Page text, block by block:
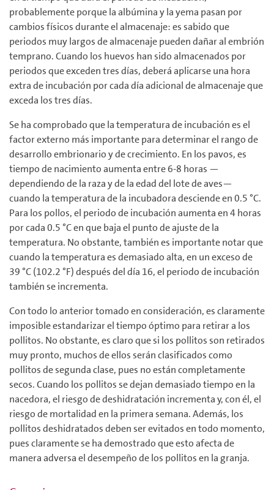
probablemente porque la albúmina y la yema pasan por
cambios físicos durante el almacenaje: es sabido que
periodos muy largos de almacenaje pueden dañar al embrión
temprano. Cuando los huevos han sido almacenados por
periodos que exceden tres días, deberá aplicarse una hora
extra de incubación por cada día adicional de almacenaje que
exceda los tres días.
Se ha comprobado que la temperatura de incubación es el
factor externo más importante para determinar el rango de
desarrollo embrionario y de crecimiento. En los pavos, es
tiempo de nacimiento aumenta entre 6-8 horas —
dependiendo de la raza y de la edad del lote de aves—
cuando la temperatura de la incubadora desciende en 0.5 °C.
Para los pollos, el periodo de incubación aumenta en 4 horas
por cada 0.5 °C en que baja el punto de ajuste de la
temperatura. No obstante, también es importante notar que
cuando la temperatura es demasiado alta, en un exceso de
39 °C (102.2 °F) después del día 16, el periodo de incubación
también se incrementa.
Con todo lo anterior tomado en consideración, es claramente
imposible estandarizar el tiempo óptimo para retirar a los
pollitos. No obstante, es claro que si los pollitos son retirados
muy pronto, muchos de ellos serán clasificados como
pollitos de segunda clase, pues no están completamente
secos. Cuando los pollitos se dejan demasiado tiempo en la
nacedora, el riesgo de deshidratación incrementa y, con él, el
riesgo de mortalidad en la primera semana. Además, los
pollitos deshidratados deben ser evitados en todo momento,
pues claramente se ha demostrado que esto afecta de
manera adversa el desempeño de los pollitos en la granja.